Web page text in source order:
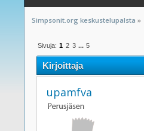
Simpsonit.org keskustelupalsta »
Sivuja: 1 2 3 ... 5
Kirjoittaja
upamfva